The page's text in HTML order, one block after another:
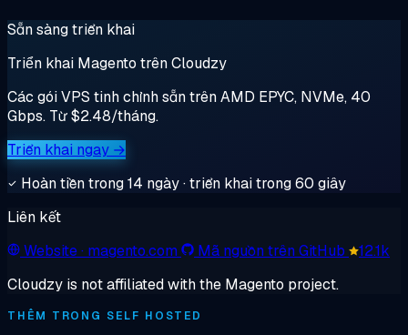
Sẵn sàng triển khai
Triển khai Magento trên Cloudzy
Các gói VPS tinh chỉnh sẵn trên AMD EPYC, NVMe, 40
Gbps. Từ $2.48/tháng.
Triển khai ngay →
Hoàn tiền trong 14 ngày · triển khai trong 60 giây
Liên kết
Website· magento.com Mã nguồn trên GitHub
12.1k
Cloudzy is not affiliated with the Magento project.
THÊM TRONG SELF HOSTED